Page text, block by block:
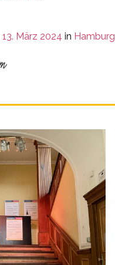
13. März 2024 in Hamburg